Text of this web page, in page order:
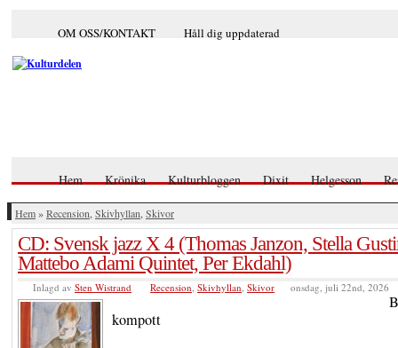
OM OSS/KONTAKT Håll dig uppdaterad
Hem Krönika Kulturbloggen Dixit Helgesson
Hem»Recension Skivhyllan Skivor
CD: Svensk jazz X 4 (Thomas Janzon, Stella
Mattebo Adami Quintet, Per Ekdahl)
Inlagd av Sten Wistrand Recension, Skivhyllan, Skivor onsdag, juli 22nd, 2026
kompott